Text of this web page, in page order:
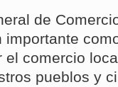
de
comercio
pueblos y